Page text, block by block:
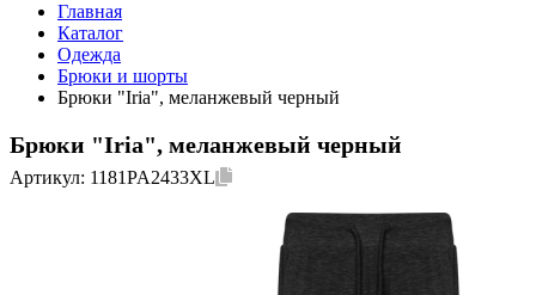
Главная
Каталог
Одежда
Брюки и шорты
Брюки "Iria", меланжевый черный
Брюки "Iria", меланжевый черный
Артикул: 1181PA2433XL